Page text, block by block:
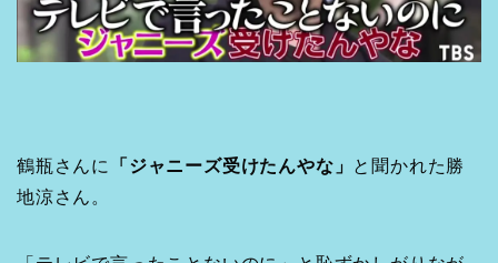
鶴瓶さんに 「ジャニーズ受けたんやな」 と聞かれた勝
地涼さん。